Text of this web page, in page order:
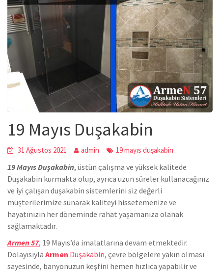
19 Mayıs Duşakabin
31 Ağustos 2021 admin 19 mayıs duşakabin
19 Mayıs Duşakabin, üstün çalışma ve yüksek kalitede
Duşakabin kurmakta olup, ayrıca uzun süreler kullanacağınız
ve iyi çalışan duşakabin sistemlerini siz değerli
müşterilerimize sunarak kaliteyi hissetemenize ve
hayatınızın her döneminde rahat yaşamanıza olanak
sağlamaktadır.
Armen 57, 19 Mayıs’da imalatlarına devam etmektedir.
Dolayısıyla Armen Duşakabin, çevre bölgelere yakın olması
sayesinde, banyonuzun keşfini hemen hızlıca yapabilir ve